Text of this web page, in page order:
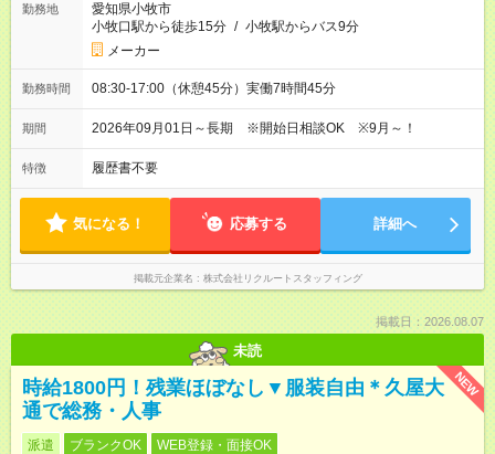
勤務地
愛知県小牧市
小牧口駅から徒歩15分 / 小牧駅からバス9分
メーカー
勤務時間 08:30-17:00（休憩45分）実働7時間45分
期間 2026年09月01日～長期 ※開始日相談OK ※9月～！
特徴 履歴書不要
気になる！ 応募する 詳細へ
掲載元企業名 株式会社リクルートスタッフィング
掲載日：2026.08.07
未読
NEW
時給1800円！残業ほぼなし▼服装自由＊久屋大
通で総務・人事
派遣 ブランクOK WEB登録・面接OK